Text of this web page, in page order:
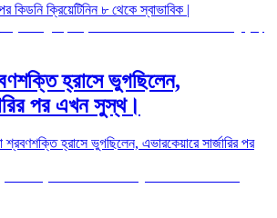
কিডনি ক্রিয়েটিনিন ৮ থেকে স্বাভাবিক |
হ্রাসে ভুগছিলেন,
পর এখন সুস্থ।
শ্রবণশক্তি হ্রাসে ভুগছিলেন, এভারকেয়ারে সার্জারির পর